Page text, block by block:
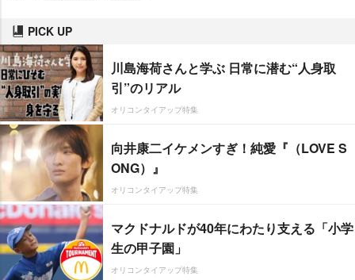
PICK UP
川島海荷さんと学ぶ 日常に潜む“人身取
引”のリアル
オリコンタイアップ特集
向井康二イケメンすぎ！純愛『（LOVE S
ONG）』
オリコンタイアップ特集
マクドナルドが40年にわたり支える「小学
生の甲子園」
オリコンタイアップ特集